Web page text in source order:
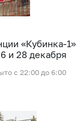
«Кубинка-1»
и 28 декабря
с 22:00 до 6:00